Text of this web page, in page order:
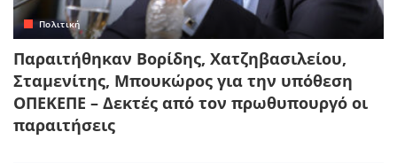
Πολιτική
Παραιτήθηκαν Βορίδης, Χατζηβασιλείου,
Σταμενίτης, Μπουκώρος για την υπόθεση
ΟΠΕΚΕΠΕ – Δεκτές από τον πρωθυπουργό οι
παραιτήσεις